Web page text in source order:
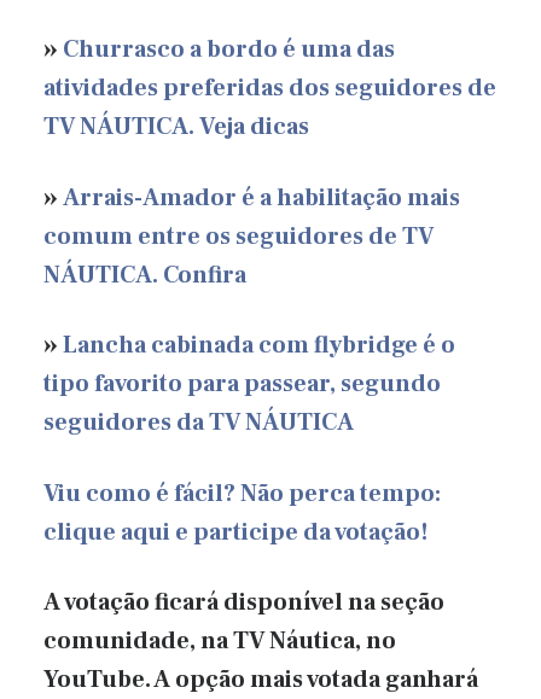
» Churrasco a bordo é uma das
atividades preferidas dos seguidores de
TV NÁUTICA. Veja dicas
»Arrais-Amador é a habilitação mais
comum entre os seguidores de TV
NÁUTICA. Confira
»Lancha cabinada com flybridge é o
tipo favorito para passear, segundo
seguidores da TV NÁUTICA
Viu como é fácil? Não perca tempo:
clique aqui e participe da votação!
A votação ficará disponível na seção
comunidade, na TV Náutica, no
YouTube. A opção mais votada ganhará